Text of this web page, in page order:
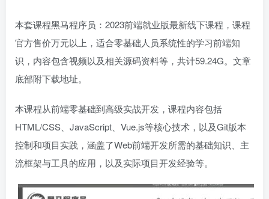
本套课程黑马程序员：2023前端就业版最新线下课程，课程
官方售价万元以上，适合零基础人员系统性的学习前端知
识，内容包含视频以及相关源码资料等，共计59.24G。文章
底部附下载地址。
本课程从前端零基础到高级实战开发，课程内容包括
HTML/CSS、JavaScript、Vue.js等核心技术，以及Git版本
控制和项目实践，涵盖了Web前端开发所需的基础知识、主
流框架与工具的应用，以及实际项目开发经验等。